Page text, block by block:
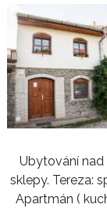
Ubytování
sklepy. Tereza:
Apartmán (